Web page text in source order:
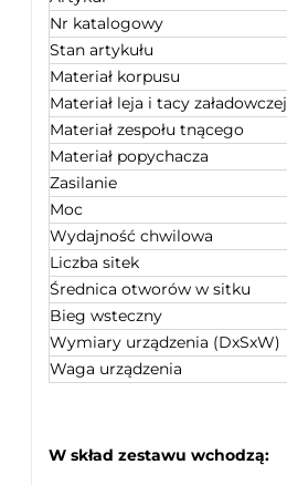
Nr katalogowy
Stan artykułu
Materiał korpusu
Materiał leja i tacy załadowczej
Materiał zespołu tnącego
Materiał popychacza
Zasilanie
Moc
Wydajność chwilowa
Liczba sitek
Średnica otworów w sitku
Bieg wsteczny
Wymiary urządzenia (DxSxW)
Waga urządzenia
W skład zestawu wchodzą: